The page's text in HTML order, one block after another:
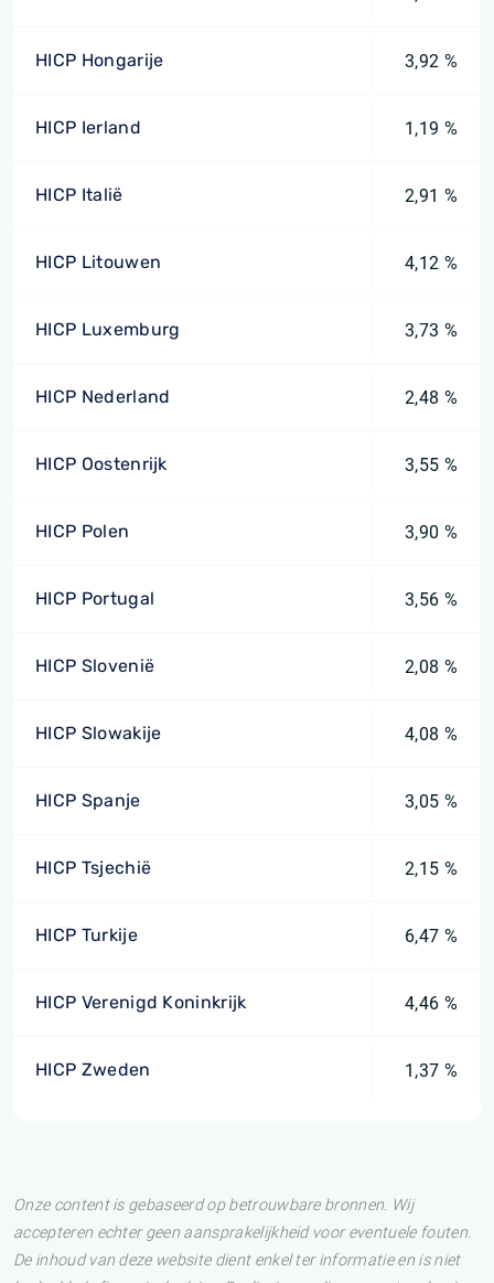
HICP Hongarije 3,92 %
HICP Ierland 1,19 %
HICP Italië 2,91 %
HICP Litouwen 4,12 %
HICP Luxemburg 3,73 %
HICP Nederland 2,48 %
HICP Oostenrijk 3,55 %
HICP Polen 3,90 %
HICP Portugal 3,56 %
HICP Slovenië 2,08 %
HICP Slowakije 4,08 %
HICP Spanje 3,05 %
HICP Tsjechië 2,15 %
HICP Turkije 6,47 %
HICP Verenigd Koninkrijk 4,46 %
HICP Zweden 1,37 %
Onze content is gebaseerd op betrouwbare bronnen. Wij
accepteren echter geen aansprakelijkheid voor eventuele fouten.
De inhoud van deze website dient enkel ter informatie en is niet